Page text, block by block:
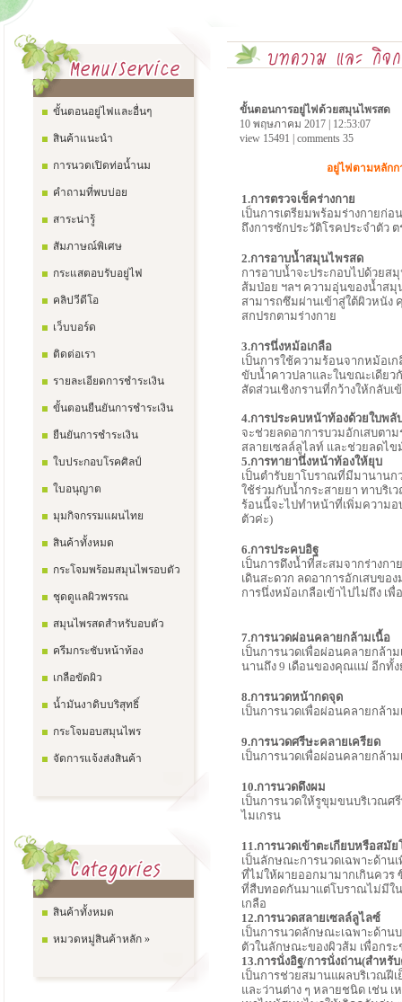
ขั้นตอนอยู่ไฟและอื่นๆ
สินค้าแนะนำ
การนวดเปิดท่อน้ำนม
คำถามที่พบบ่อย
สาระน่ารู้
สัมภาษณ์พิเศษ
กระแสตอบรับอยู่ไฟ
คลิปวีดีโอ
เว็บบอร์ด
ติดต่อเรา
รายละเอียดการชำระเงิน
ขั้นตอนยืนยันการชำระเงิน
ยืนยันการชำระเงิน
ใบประกอบโรคศิลป์
ใบอนุญาต
มุมกิจกรรมแผนไทย
สินค้าทั้งหมด
กระโจมพร้อมสมุนไพรอบตัว
ชุดดูแลผิวพรรณ
สมุนไพรสดสำหรับอบตัว
ครีมกระชับหน้าท้อง
เกลือขัดผิว
น้ำมันงาดิบบริสุทธิ์
กระโจมอบสมุนไพร
จัดการแจ้งส่งสินค้า
สินค้าทั้งหมด
หมวดหมู่สินค้าหลัก »
ขั้นตอนการอยู่ไฟด้วยสมุนไพรสด
10 พฤษภาคม 2017 | 12:53:07
view 15491 | comments 35
อยู่ไฟตามหลักก
1.การตรวจเช็คร่างกาย
เป็นการเตรียมพร้อมร่างกายก่
ถึงการซักประวัติโรคประจำตัว
2.การอาบน้ำสมุนไพรสด
การอาบน้ำจะประกอบไปด้วยส
ส้มป่อย ฯลฯ ความอุ่นของน้ำสมุ
สามารถซึมผ่านเข้าสู่ใต้ผิวหนั
สกปรกตามร่างกาย
3.การนึ่งหม้อเกลือ
เป็นการใช้ความร้อนจากหม้อเ
ขับน้ำคาวปลาและในขณะเดีย
สัดส่วนเชิงกรานที่กว้างให้กลับ
4.การประคบหน้าท้องด้วยใบพลั
จะช่วยลดอาการบวมอักเสบตา
สลายเซลล์ลูไลท์ และช่วยลดไ
5.การทายานึ่งหน้าท้องให้ยุบ
เป็นตำรับยาโบราณที่มีมานานก
ใช้ร่วมกับน้ำกระสายยา ทาบริ
ร้อนนี้จะไปทำหน้าที่เพิ่มความอ
ตัวค่ะ)
6.การประคบอิฐ
เป็นการดึงน้ำที่สะสมจากร่างก
เดินสะดวก ลดอาการอักเสบขอ
การนึ่งหม้อเกลือเข้าไปไม่ถึง เ
7.การนวดผ่อนคลายกล้ามเนื้อ
เป็นการนวดเพื่อผ่อนคลายกล้า
นานถึง 9 เดือนของคุณแม่ อีกทั้ง
8.การนวดหน้ากดจุด
เป็นการนวดเพื่อผ่อนคลายกล้า
9.การนวดศรีษะคลายเครียด
เป็นการนวดเพื่อผ่อนคลายกล้า
10.การนวดดึงผม
เป็นการนวดให้รูขุมขนบริเวณศ
ไมเกรน
11.การนวดเข้าตะเกียบหรือสมั
เป็นลักษณะการนวดเฉพาะด้าน
ที่ไม่ให้ผายออกมามากเกินควร
ที่สืบทอดกันมาแต่โบราณไม่มีใ
เกลือ
12.การนวดสลายเซลล์ลูไลซ์
เป็นการนวดลักษณะเฉพาะด้าน
ตัวในลักษณะของผิวส้ม เพื่อกร
13.การนั่งอิฐ/การนั่งถ่าน(สำห
เป็นการช่วยสมานแผลบริเวณฝี
และว่านต่าง ๆ หลายชนิด เช่น เ